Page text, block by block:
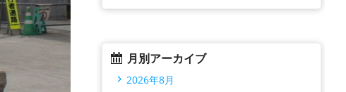
月別アーカイブ
2026年8月